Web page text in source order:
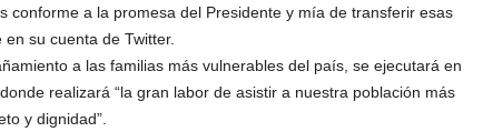
conforme a la promesa del Presidente y mía de transferir esas
su cuenta de Twitter.
a las familias más vulnerables del país, se ejecutará en
realizará “la gran labor de asistir a nuestra población más
y dignidad”.